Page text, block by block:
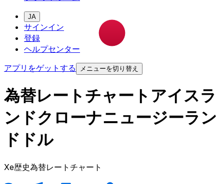
JA
サインイン
登録
ヘルプセンター
アプリをゲットする
メニューを切り替え
為替レートチャートアイスラ
ンドクローナニュージーラン
ドドル
Xe歴史為替レートチャート